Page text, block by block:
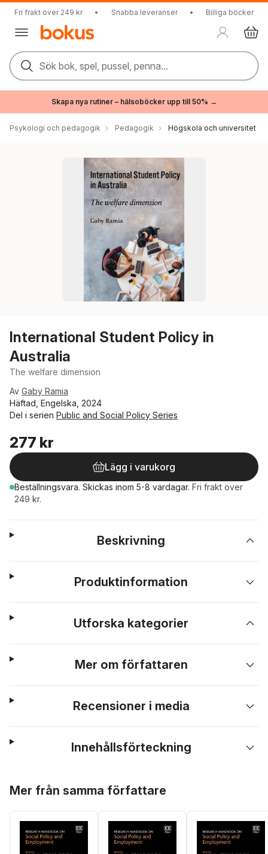
Fri frakt över 249 kr • Snabba leveranser • Billiga böcker
Sök bok, spel, pussel, penna...
Skapa nya rutiner – hälsoböcker upp till 50% →
Psykologi och pedagogik Pedagogik Högskola och universitet
International Student Policy in
Australia
The welfare dimension
Av Gaby Ramia
Häftad, Engelska, 2024
Del i serien Public and Social Policy Series
277 kr
Lägg i varukorg
Beställningsvara. Skickas inom 5-8 vardagar. Fri frakt över
249 kr.
Beskrivning
Produktinformation
Utforska kategorier
Mer om författaren
Recensioner i media
Innehållsförteckning
Mer från samma författare